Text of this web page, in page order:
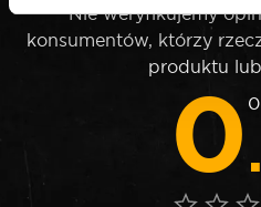
Nie weryfikujemy
konsumentów, którzy
produktu
0